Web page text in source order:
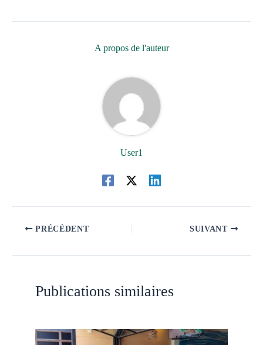
A propos de l'auteur
User1
PRÉCÉDENT SUIVANT
Publications similaires